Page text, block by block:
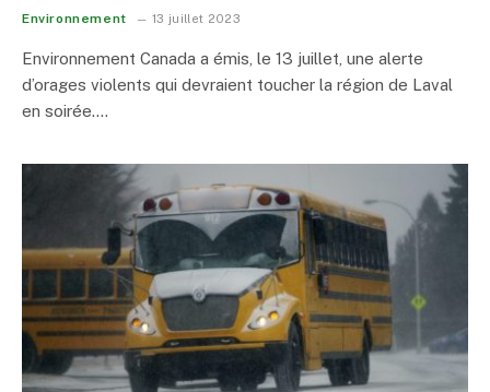
Environnement 13 juillet 2023
Environnement Canada a émis, le 13 juillet, une alerte
d’orages violents qui devraient toucher la région de Laval
en soirée.…